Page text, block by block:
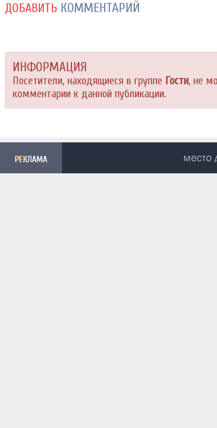
ДОБАВИТЬ КОММЕНТАРИЙ
ИНФОРМАЦИЯ
Посетители, находящиеся в группе Гости, не
комментарии к данной публикации.